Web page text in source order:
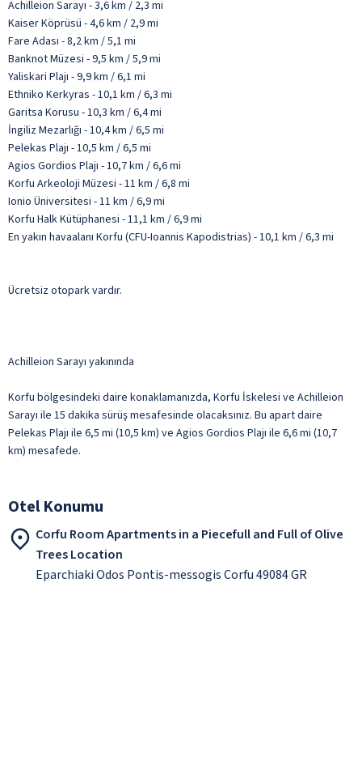
Achilleion Sarayı - 3,6 km / 2,3 mi
Kaiser Köprüsü - 4,6 km / 2,9 mi
Fare Adası - 8,2 km / 5,1 mi
Banknot Müzesi - 9,5 km / 5,9 mi
Yaliskari Plajı - 9,9 km / 6,1 mi
Ethniko Kerkyras - 10,1 km / 6,3 mi
Garitsa Korusu - 10,3 km / 6,4 mi
İngiliz Mezarlığı - 10,4 km / 6,5 mi
Pelekas Plajı - 10,5 km / 6,5 mi
Agios Gordios Plajı - 10,7 km / 6,6 mi
Korfu Arkeoloji Müzesi - 11 km / 6,8 mi
Ionio Üniversitesi - 11 km / 6,9 mi
Korfu Halk Kütüphanesi - 11,1 km / 6,9 mi
En yakın havaalanı Korfu (CFU-Ioannis Kapodistrias) - 10,1 km / 6,3 mi
Ücretsiz otopark vardır.
Achilleion Sarayı yakınında
Korfu bölgesindeki daire konaklamanızda, Korfu İskelesi ve Achilleion
Sarayı ile 15 dakika sürüş mesafesinde olacaksınız. Bu apart daire
Pelekas Plajı ile 6,5 mi (10,5 km) ve Agios Gordios Plajı ile 6,6 mi (10,7
km) mesafede.
Otel Konumu
Corfu Room Apartments in a Piecefull and Full of Olive
Trees Location
Eparchiaki Odos Pontis-messogis Corfu 49084 GR